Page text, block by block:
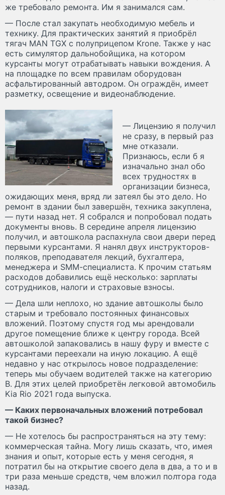
же требовало ремонта. Им я занимался сам.
— После стал закупать необходимую мебель и
технику. Для практических занятий я приобрёл
тягач MAN TGX c полуприцепом Krone. Также у нас
есть симулятор дальнобойщика, на котором
курсанты могут отрабатывать навыки вождения. А
на площадке по всем правилам оборудован
асфальтированный автодром. Он ограждён, имеет
разметку, освещение и видеонаблюдение.
— Лицензию я получил
не сразу, в первый раз
мне отказали.
Признаюсь, если б я
изначально знал обо
всех трудностях в
организации бизнеса,
ожидающих меня, вряд ли затеял бы это дело. Но
ремонт в здании был завершён, техника закуплена,
— пути назад нет. Я собрался и попробовал подать
документы вновь. В середине апреля лицензию
получил, и автошкола распахнула свои двери перед
первыми курсантами. Я нанял двух инструкторов-
поляков, преподавателя лекций, бухгалтера,
менеджера и SММ-специалиста. К прочим статьям
расходов добавились ещё несколько: зарплаты
сотрудников, налоги и страховые взносы.
— Дела шли неплохо, но здание автошколы было
старым и требовало постоянных финансовых
вложений. Поэтому спустя год мы арендовали
другое помещение ближе к центру города. Всей
автошколой запаковались в нашу фуру и вместе с
курсантами переехали на иную локацию. А ещё
недавно у нас открылось новое подразделение:
теперь мы обучаем водителей также на категорию
В. Для этих целей приобретён легковой автомобиль
Kia Rio 2021 года выпуска.
— Каких первоначальных вложений потребовал
такой бизнес?
— Не хотелось бы распространяться на эту тему:
коммерческая тайна. Могу лишь сказать, что, имея
знания и опыт, которые есть у меня сегодня, я
потратил бы на открытие своего дела в два, а то и в
три раза меньше средств, чем вложил полтора года
назад.